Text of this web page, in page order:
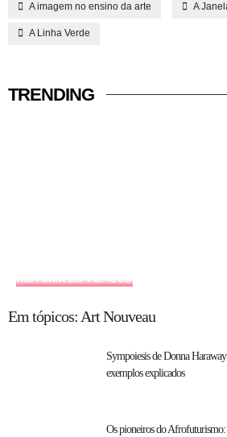
A imagem no ensino da arte A
A Linha Verde
TRENDING
HISTÓRIA EM TÓPICOS
Em tópicos: Art Nouveau
Sympoiesis de Donna
exemplos explicados
Os pioneiros do